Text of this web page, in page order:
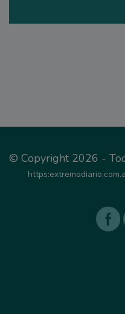
© Copyright 2026 -